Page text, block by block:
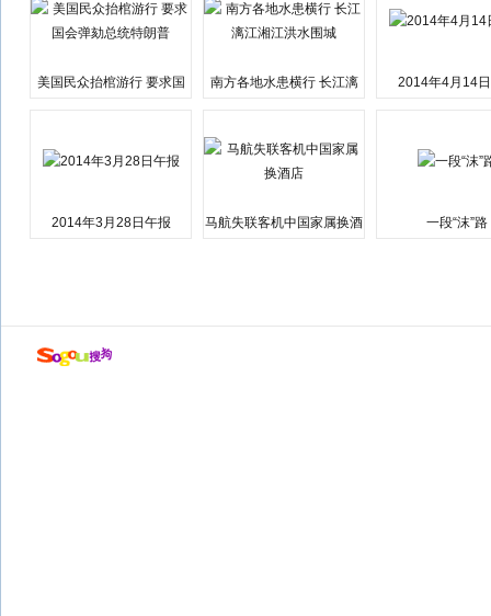
美国民众抬棺游行 要求国
南方各地水患横行 长江漓
2014年4月14
2014年3月28日午报
马航失联客机中国家属换酒
一段“沫”路